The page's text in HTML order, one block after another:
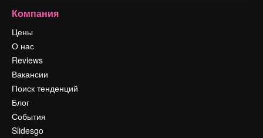
Компания
Цены
О нас
Reviews
Вакансии
Поиск тенденций
Блог
События
Slidesgo